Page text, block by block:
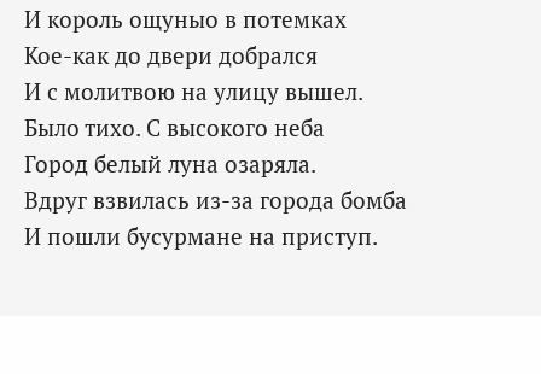
И король ощуныо в потемках
Кое-как до двери добрался
И с молитвою на улицу вышел.
Было тихо. С высокого неба
Город белый луна озаряла.
Вдруг взвилась из-за города бомба
И пошли бусурмане на приступ.